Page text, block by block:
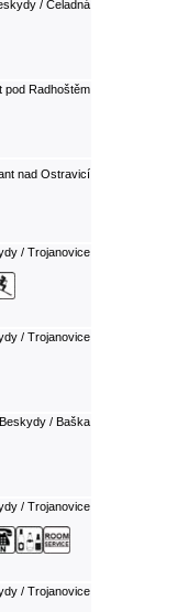
/ Čeladná
pod Radhoštěm
nad Ostravicí
/ Trojanovice
/ Trojanovice
Beskydy / Baška
/ Trojanovice
/ Trojanovice